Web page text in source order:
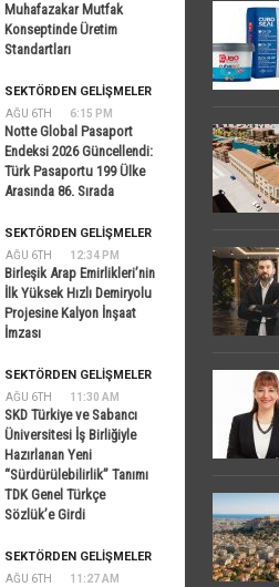
Muhafazakar Mutfak
Konseptinde Üretim
Standartları
AĞU 6TH 6:15 PM
SEKTÖRDEN GELIŞMELER
Notte Global Pasaport
Endeksi 2026 Güncellendi:
Türk Pasaportu 199 Ülke
Arasında 86. Sırada
AĞU 6TH 12:34 PM
SEKTÖRDEN GELIŞMELER
Birleşik Arap Emirlikleri’nin
İlk Yüksek Hızlı Demiryolu
Projesine Kalyon İnşaat
İmzası
AĞU 6TH 11:30 AM
SEKTÖRDEN GELIŞMELER
SKD Türkiye ve Sabancı
Üniversitesi İş Birliğiyle
Hazırlanan Yeni
“Sürdürülebilirlik” Tanımı
TDK Genel Türkçe
Sözlük’e Girdi
AĞU 6TH 11:27 AM
SEKTÖRDEN GELIŞMELER